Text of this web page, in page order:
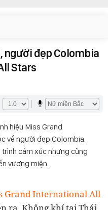
người đẹp Colombia
Stars
hiệu Miss Grand
về người đẹp Colombia.
cảm xúc nhưng cũng
vương miện.
Grand International All